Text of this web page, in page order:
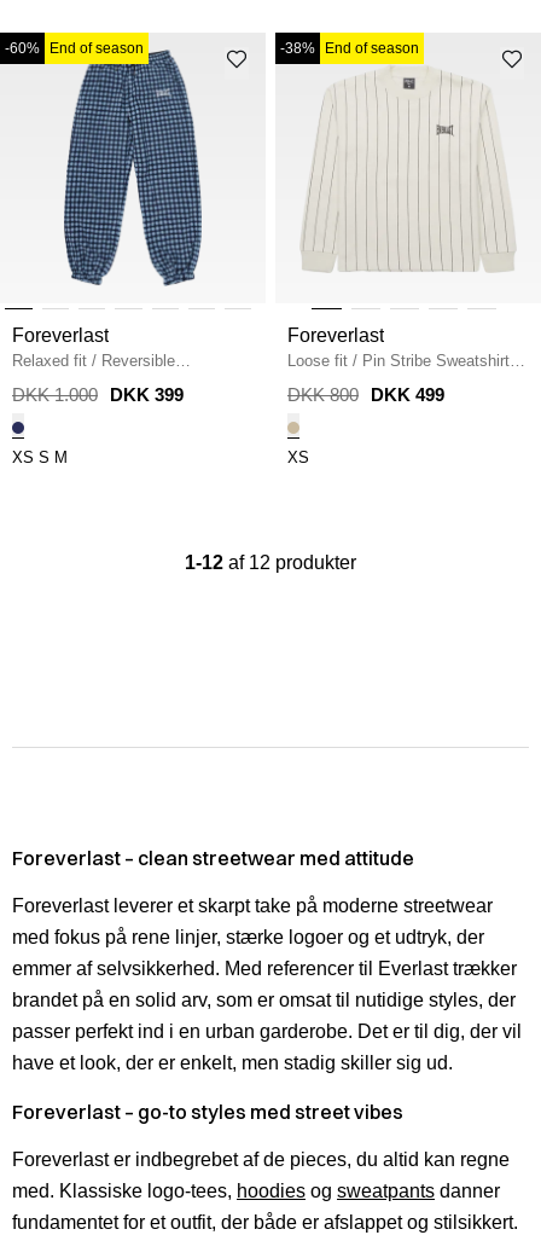
-60% End of season
Foreverlast
Relaxed fit / Reversible
Checkmate Pants / TOTAL
DKK 1.000 DKK 399
XS S M
-38% End of season
Foreverlast
Loose fit / Pin Stribe Sweatshirt /
EGGWHITE
DKK 800 DKK 499
XS
1-12 af 12 produkter
Foreverlast – clean streetwear med attitude
Foreverlast leverer et skarpt take på moderne streetwear
med fokus på rene linjer, stærke logoer og et udtryk, der
emmer af selvsikkerhed. Med referencer til Everlast trækker
brandet på en solid arv, som er omsat til nutidige styles, der
passer perfekt ind i en urban garderobe. Det er til dig, der vil
have et look, der er enkelt, men stadig skiller sig ud.
Foreverlast – go-to styles med street vibes
Foreverlast er indbegrebet af de pieces, du altid kan regne
med. Klassiske logo-tees, hoodies og sweatpants danner
fundamentet for et outfit, der både er afslappet og stilsikkert.